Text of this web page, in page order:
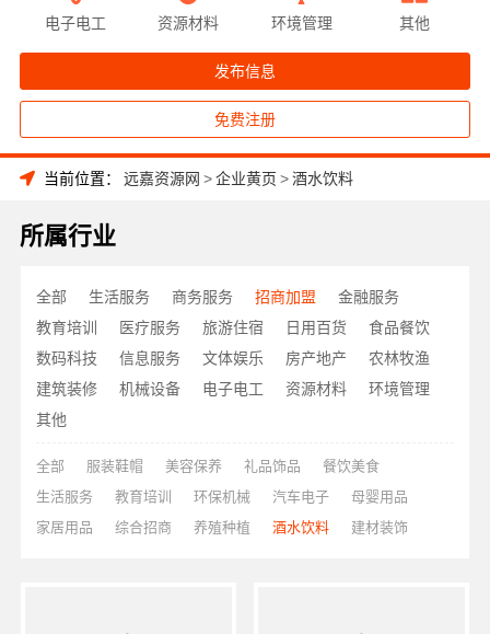
电子电工 资源材料 环境管理 其他
发布信息
免费注册
当前位置： 远嘉资源网 >企业黄页 >酒水饮料
所属行业
全部 生活服务 商务服务 招商加盟
金融服务
教育培训
医疗服务 旅游住宿 日用百货
食品餐饮
数码科技
信息服务 文体娱乐 房产地产
农林牧渔
建筑装修
机械设备 电子电工 资源材料
环境管理
其他
全部 服装鞋帽 美容保养 礼品饰品
餐饮美食
生活服务
教育培训 环保机械 汽车电子
母婴用品
家居用品
综合招商 养殖种植 酒水饮料 建材装饰